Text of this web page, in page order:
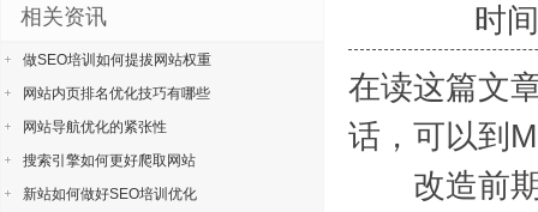
时
在读这篇文
话，可以到
改造前期
相关资讯
做SEO培训如何提拔网站权重
网站内页排名优化技巧有哪些
网站导航优化的紧张性
搜索引擎如何更好爬取网站
新站如何做好SEO培训优化